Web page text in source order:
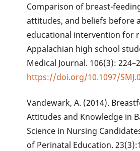
Comparison of breast-
attitudes, and beliefs before
educational intervention for
Appalachian high school
Medical Journal. 106(3):
https://doi.org/10.1097/
Vandewark, A. (2014).
Attitudes and Knowledge in
Science in Nursing
of Perinatal Education.